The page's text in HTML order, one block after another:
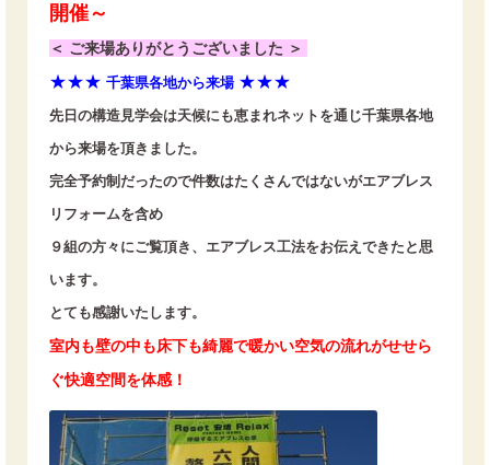
開催～
＜ ご来場ありがとうございました ＞
★★★ 千葉県各地から来場 ★★★
先日の構造見学会は天候にも恵まれネットを通じ千葉県各地
から来場を頂きました。
完全予約制だったので件数はたくさんではないがエアブレス
リフォームを含め
９組の方々にご覧頂き、エアブレス工法をお伝えできたと思
います。
とても感謝いたします。
室内も壁の中も床下も綺麗で暖かい空気の流れがせせら
ぐ快適空間を体感！